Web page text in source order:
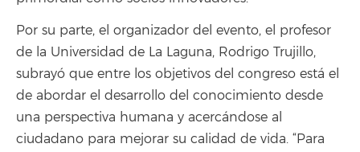
Por su parte, el organizador del evento, el profesor
de la Universidad de La Laguna, Rodrigo Trujillo,
subrayó que entre los objetivos del congreso está el
de abordar el desarrollo del conocimiento desde
una perspectiva humana y acercándose al
ciudadano para mejorar su calidad de vida. “Para